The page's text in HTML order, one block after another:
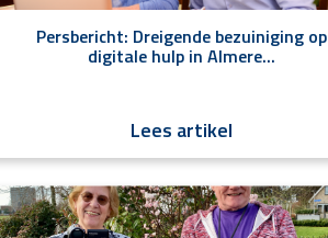
Persbericht: Dreigende bezuiniging op
digitale hulp in Almere...
Lees artikel